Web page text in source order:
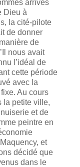
arrivés
Dieu à
la cité-pilote
de donner
de
nous avait
l’idéal de
cette période
avec la
Au cours
la petite ville,
et de
peintre en
et
décidé que
dans le